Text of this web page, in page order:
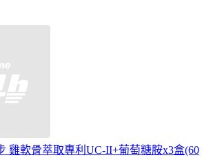
雞軟骨萃取專利UC-II+葡萄糖胺x3盒(60